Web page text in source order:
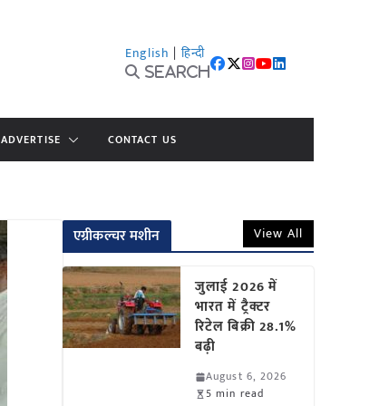
English | हिन्दी
Search
ADVERTISE CONTACT US
एग्रीकल्चर मशीन View All
जुलाई 2026 में
भारत में ट्रैक्टर
रिटेल बिक्री 28.1%
बढ़ी
August 6, 2026
5 min read